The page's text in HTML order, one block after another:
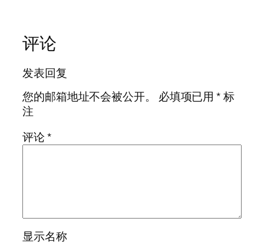
评论
发表回复
您的邮箱地址不会被公开。
必填项已用*标
注
评论*
显示名称